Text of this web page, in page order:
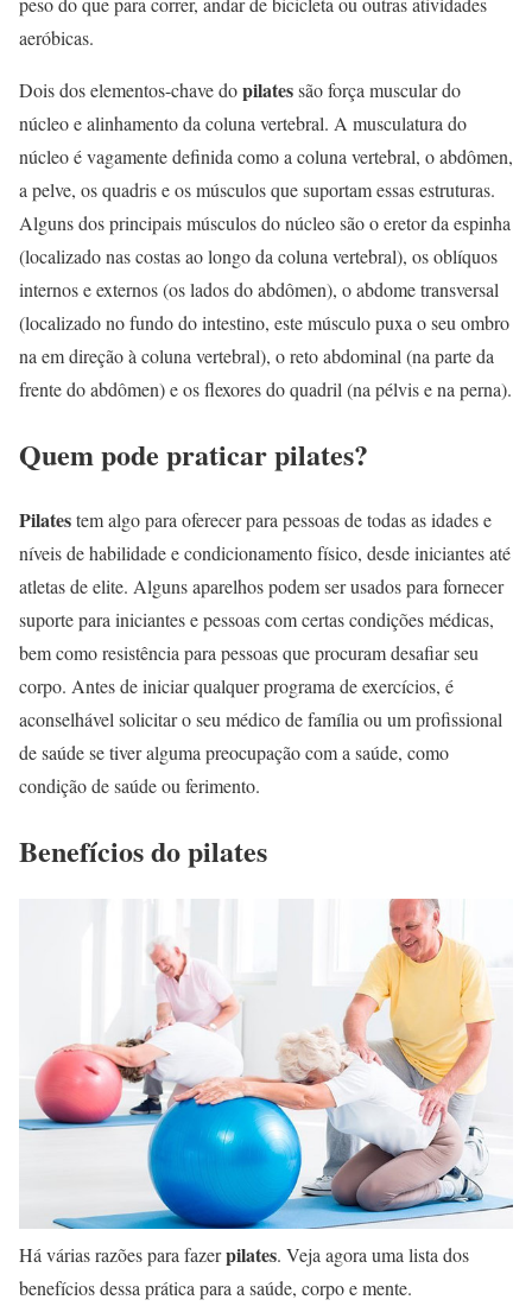
aeróbicas.
Dois dos elementos-chave dopilatessão força muscular do
núcleo e alinhamento da coluna vertebral. A musculatura do
núcleo é vagamente definida como a coluna vertebral, o abdômen,
a pelve, os quadris e os músculos que suportam essas estruturas.
Alguns dos principais músculos do núcleo são o eretor da espinha
(localizado nas costas ao longo da coluna vertebral), os oblíquos
internos e externos (os lados do abdômen), o abdome transversal
(localizado no fundo do intestino, este músculo puxa o seu ombro
na em direção à coluna vertebral), o reto abdominal (na parte da
frente do abdômen) e os flexores do quadril (na pélvis e na perna).
Quem pode praticar pilates?
Pilatestem algo para oferecer para pessoas de todas as idades e
níveis de habilidade e condicionamento físico, desde iniciantes até
atletas de elite. Alguns aparelhos podem ser usados para fornecer
suporte para iniciantes e pessoas com certas condições médicas,
bem como resistência para pessoas que procuram desafiar seu
corpo. Antes de iniciar qualquer programa de exercícios, é
aconselhável solicitar o seu médico de família ou um profissional
de saúde se tiver alguma preocupação com a saúde, como
condição de saúde ou ferimento.
Benefícios do pilates
Há várias razões para fazerpilates. Veja agora uma lista dos
benefícios dessa prática para a saúde, corpo e mente.